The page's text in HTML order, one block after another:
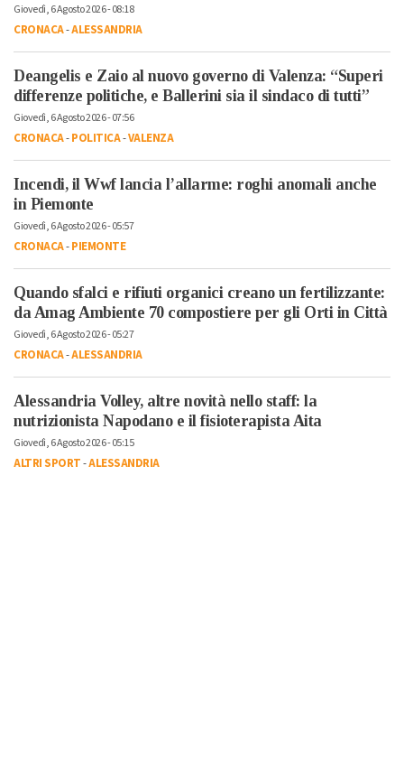
Giovedì, 6 Agosto 2026 - 08:18
CRONACA-ALESSANDRIA
Deangelis e Zaio al nuovo governo di Valenza: “Superi
differenze politiche, e Ballerini sia il sindaco di tutti”
Giovedì, 6 Agosto 2026 - 07:56
CRONACA-POLITICA-VALENZA
Incendi, il Wwf lancia l’allarme: roghi anomali anche
in Piemonte
Giovedì, 6 Agosto 2026 - 05:57
CRONACA-PIEMONTE
Quando sfalci e rifiuti organici creano un fertilizzante:
da Amag Ambiente 70 compostiere per gli Orti in Città
Giovedì, 6 Agosto 2026 - 05:27
CRONACA-ALESSANDRIA
Alessandria Volley, altre novità nello staff: la
nutrizionista Napodano e il fisioterapista Aita
Giovedì, 6 Agosto 2026 - 05:15
ALTRI SPORT-ALESSANDRIA